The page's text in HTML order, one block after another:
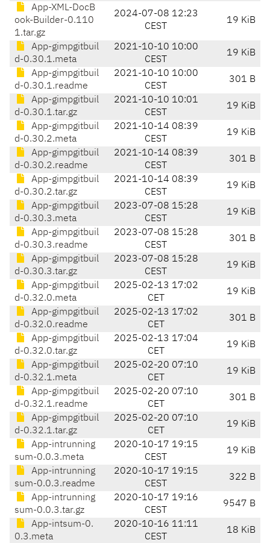
App-XML-DocB
ook-Builder-0.110
1.tar.gz
2024-07-08 12:23
CEST
19 KiB
App-gimpgitbuil
d-0.30.1.meta
2021-10-10 10:00
CEST
19 KiB
App-gimpgitbuil
d-0.30.1.readme
2021-10-10 10:00
CEST
301 B
App-gimpgitbuil
d-0.30.1.tar.gz
2021-10-10 10:01
CEST
19 KiB
App-gimpgitbuil
d-0.30.2.meta
2021-10-14 08:39
CEST
19 KiB
App-gimpgitbuil
d-0.30.2.readme
2021-10-14 08:39
CEST
301 B
App-gimpgitbuil
d-0.30.2.tar.gz
2021-10-14 08:39
CEST
19 KiB
App-gimpgitbuil
d-0.30.3.meta
2023-07-08 15:28
CEST
19 KiB
App-gimpgitbuil
d-0.30.3.readme
2023-07-08 15:28
CEST
301 B
App-gimpgitbuil
d-0.30.3.tar.gz
2023-07-08 15:28
CEST
19 KiB
App-gimpgitbuil
d-0.32.0.meta
2025-02-13 17:02
CET
19 KiB
App-gimpgitbuil
d-0.32.0.readme
2025-02-13 17:02
CET
301 B
App-gimpgitbuil
d-0.32.0.tar.gz
2025-02-13 17:04
CET
19 KiB
App-gimpgitbuil
d-0.32.1.meta
2025-02-20 07:10
CET
19 KiB
App-gimpgitbuil
d-0.32.1.readme
2025-02-20 07:10
CET
301 B
App-gimpgitbuil
d-0.32.1.tar.gz
2025-02-20 07:10
CET
19 KiB
App-intrunning
sum-0.0.3.meta
2020-10-17 19:15
CEST
19 KiB
App-intrunning
sum-0.0.3.readme
2020-10-17 19:15
CEST
322 B
App-intrunning
sum-0.0.3.tar.gz
2020-10-17 19:16
CEST
9547 B
App-intsum-0.
0.3.meta
2020-10-16 11:11
CEST
18 KiB